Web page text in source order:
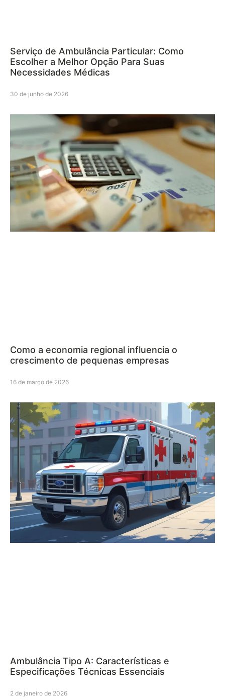
Serviço de Ambulância Particular: Como
Escolher a Melhor Opção Para Suas
Necessidades Médicas
30 de junho de 2026
Como a economia regional influencia o
crescimento de pequenas empresas
16 de março de 2026
Ambulância Tipo A: Características e
Especificações Técnicas Essenciais
2 de janeiro de 2026